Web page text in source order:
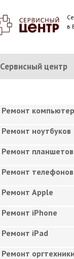
в
Сервисный центр
Ремонт
Ремонт ноутбуков
Ремонт планшетов
Ремонт телефонов
Ремонт Apple
Ремонт iPhone
Ремонт iPad
Ремонт оргтехники